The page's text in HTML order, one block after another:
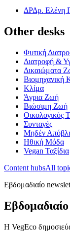
ΔΡΔρ. Ελένη
Other desks
Φυτική
Διατροφή &
Δικαιώματα
Βιομηχανική
Κλίμα
Άγρια Ζωή
Βιώσιμη Ζωή
Οικολογικός
Συνταγές
Μηδέν
Ηθική Μόδα
Vegan Ταξίδια
Content hubsAll
Εβδομαδιαίο
Η VegEco